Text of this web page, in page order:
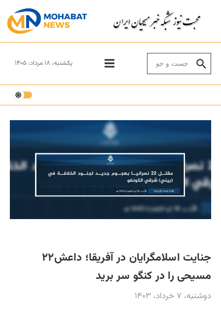
یکشنبه، ۱۸ مرداد، ۱۴۰۵
جنایت اسلامگرایان در آفریقا؛ داعش۲۲
مسیحی را در کنگو سر برید
دوشنبه، ۷ خرداد، ۱۴۰۳